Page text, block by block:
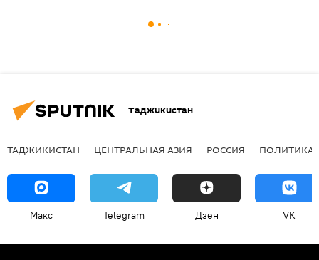
Таджикистан
ТАДЖИКИСТАН ЦЕНТРАЛЬНАЯ АЗИЯ РОССИЯ ПОЛИТИКА
Макс Telegram Дзен VK